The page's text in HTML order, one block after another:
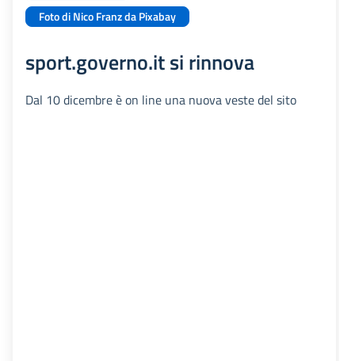
Foto di Nico Franz da Pixabay
sport.governo.it si rinnova
Dal 10 dicembre è on line una nuova veste del sito